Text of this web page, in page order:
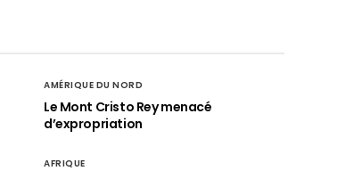
AMÉRIQUE DU NORD
Le Mont Cristo Rey menacé
d’expropriation
AFRIQUE